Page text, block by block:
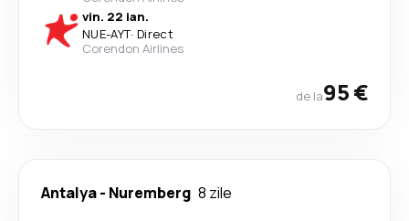
vin. 22 ian.
NUE-AYT· Direct
Corendon Airlines
de la95 €
Antalya- Nuremberg 8 zile